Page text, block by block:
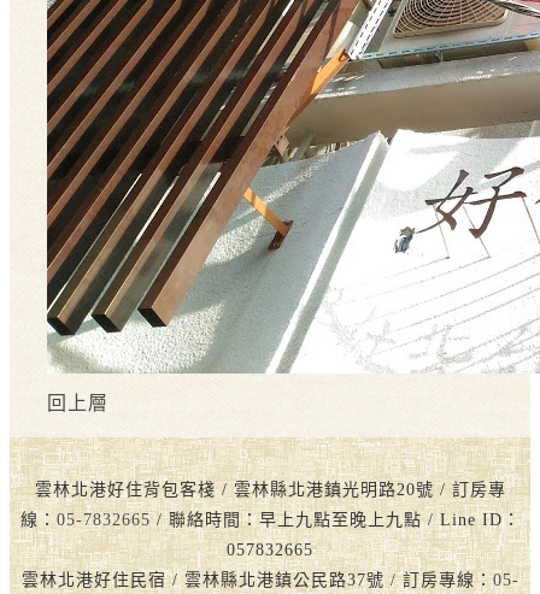
回上層
雲林北港好住背包客棧 / 雲林縣北港鎮光明路20號 / 訂房專
線： 05-7832665/ 聯絡時間：早上九點至晚上九點 / Line ID：
057832665
雲林北港好住民宿 / 雲林縣北港鎮公民路37號 / 訂房專線：05-